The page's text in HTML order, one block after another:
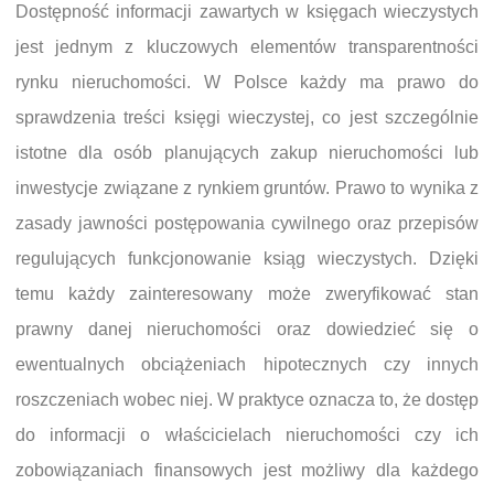
Dostępność informacji zawartych w księgach wieczystych
jest jednym z kluczowych elementów transparentności
rynku nieruchomości. W Polsce każdy ma prawo do
sprawdzenia treści księgi wieczystej, co jest szczególnie
istotne dla osób planujących zakup nieruchomości lub
inwestycje związane z rynkiem gruntów. Prawo to wynika z
zasady jawności postępowania cywilnego oraz przepisów
regulujących funkcjonowanie ksiąg wieczystych. Dzięki
temu każdy zainteresowany może zweryfikować stan
prawny danej nieruchomości oraz dowiedzieć się o
ewentualnych obciążeniach hipotecznych czy innych
roszczeniach wobec niej. W praktyce oznacza to, że dostęp
do informacji o właścicielach nieruchomości czy ich
zobowiązaniach finansowych jest możliwy dla każdego